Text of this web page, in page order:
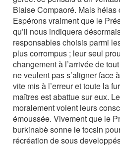
Blaise Compaoré. Mais hélas
Espérons vraiment que le
qu’il nous indiquera
responsables choisis parmi
plus corrompus ; leur seul
changement à l’arrivée de
ne veulent pas s’aligner face
vite mis à l’erreur et toute la
maîtres est abattue sur eux.
moralement voient leurs
émoussée. Vivement que le
burkinabè sonne le tocsin
récréation de sous